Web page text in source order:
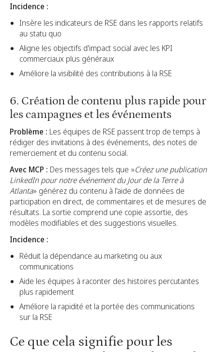
Incidence :
Insère les indicateurs de RSE dans les rapports relatifs
au statu quo
Aligne les objectifs d'impact social avec les KPI
commerciaux plus généraux
Améliore la visibilité des contributions à la RSE
6. Création de contenu plus rapide pour
les campagnes et les événements
Problème : Les équipes de RSE passent trop de temps à
rédiger des invitations à des événements, des notes de
remerciement et du contenu social.
Avec MCP : Des messages tels que »Créez une publication
LinkedIn pour notre événement du Jour de la Terre à
Atlanta» générez du contenu à l'aide de données de
participation en direct, de commentaires et de mesures de
résultats. La sortie comprend une copie assortie, des
modèles modifiables et des suggestions visuelles.
Incidence :
Réduit la dépendance au marketing ou aux
communications
Aide les équipes à raconter des histoires percutantes
plus rapidement
Améliore la rapidité et la portée des communications
sur la RSE
Ce que cela signifie pour les